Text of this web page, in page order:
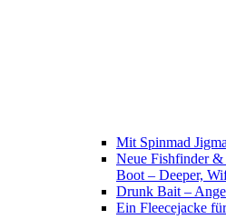
Mit Spinmad
Neue Fishfinder &
Boot – Deeper,
Drunk Bait –
Ein Fleecejacke